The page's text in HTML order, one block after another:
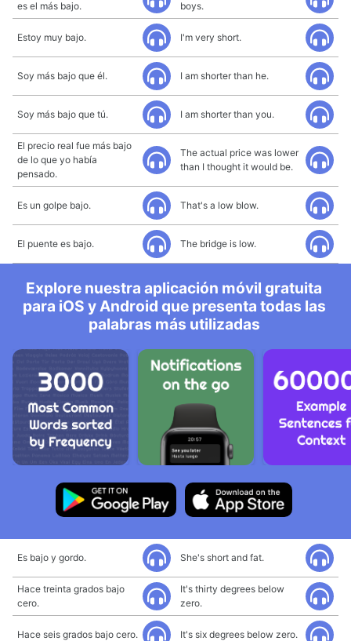
es el más bajo.
boys.
Estoy muy bajo. I'm very short.
Soy más bajo que él. I am shorter than he.
Soy más bajo que tú. I am shorter than you.
El precio real fue más bajo
de lo que yo había
pensado.
The actual price was lower
than I thought it would be.
Es un golpe bajo. That's a low blow.
El puente es bajo. The bridge is low.
Explore nuestra aplicación móvil gratuita
para iOS y Android que presenta todas las
palabras más utilizadas
Es bajo y gordo. She's short and fat.
Hace treinta grados bajo
cero.
It's thirty degrees below
zero.
Hace seis grados bajo cero. It's six degrees below zero.